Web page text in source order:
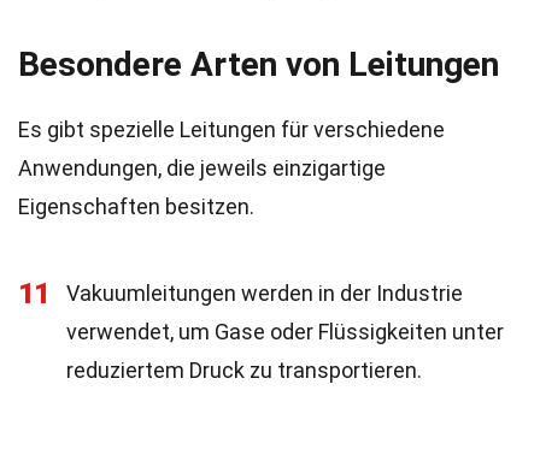
Besondere Arten von Leitungen
Es gibt spezielle Leitungen für verschiedene
Anwendungen, die jeweils einzigartige
Eigenschaften besitzen.
11
Vakuumleitungen werden in der Industrie
verwendet, um Gase oder Flüssigkeiten unter
reduziertem Druck zu transportieren.